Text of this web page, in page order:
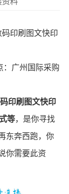
印刷图文快印
广州国际采购
印刷图文快印
等，是你寻找
东奔西跑，你
你需要此资